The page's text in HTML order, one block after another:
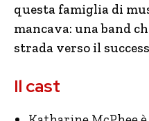
questa famiglia di
mancava: una band
strada verso il
Il cast